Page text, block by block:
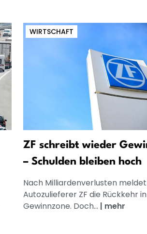
WIRTSCHAFT
ZF schreibt wieder
– Schulden bleiben hoch
Nach Milliardenverlusten
Autozulieferer ZF die Rückkehr
Gewinnzone. Doch... | mehr